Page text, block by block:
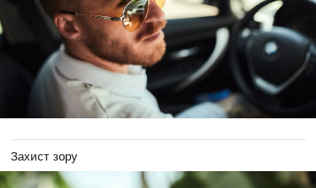
Захист зору